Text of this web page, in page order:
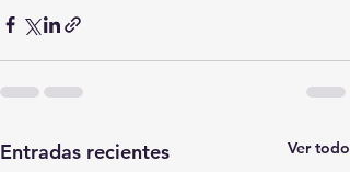
Entradas recientes Ver todo